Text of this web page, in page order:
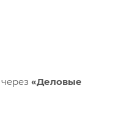
«Деловые